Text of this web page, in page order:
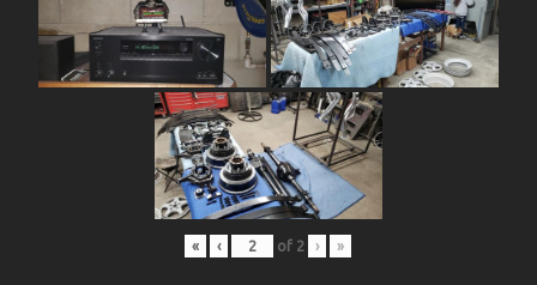
« ‹ of 2 › »